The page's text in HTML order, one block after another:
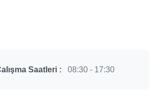
Saatleri : 08:30 - 17:30